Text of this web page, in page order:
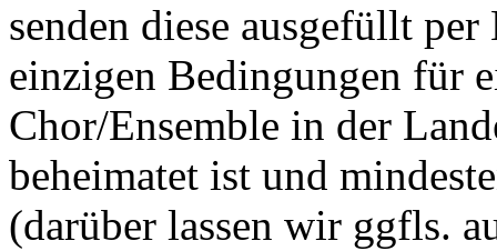
senden diese ausgefüllt
einzigen Bedingungen für
Chor/Ensemble in der
beheimatet ist und
(darüber lassen wir ggfls.